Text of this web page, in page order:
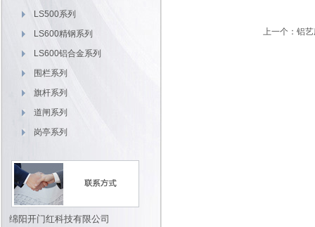
LS500系列
LS600精钢系列
LS600铝合金系列
围栏系列
旗杆系列
道闸系列
岗亭系列
绵阳开门红科技有限公司
上一个： 铝